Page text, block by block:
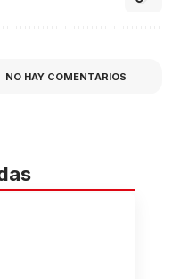
NO HAY COMENTARIOS